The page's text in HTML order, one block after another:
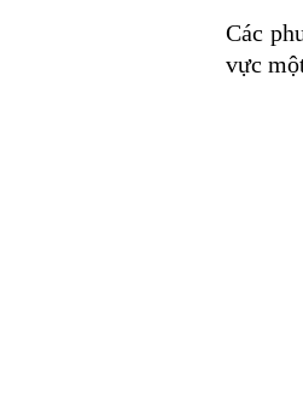
Các
vực